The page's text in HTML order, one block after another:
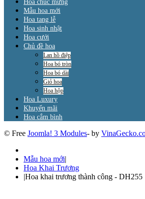
Hoa chúc mừng
Mẫu hoa mới
Hoa tang lễ
Hoa sinh nhật
Hoa cưới
Chủ đề hoa
Lan hồ điệp
Hoa bó tròn
Hoa bó dài
Giỏ hoa
Hoa hộp
Hoa Luxury
Khuyến mãi
Hoa cắm bình
© Free Joomla! 3 Modules- by
Mẫu hoa mới|
Hoa Khai Trương
|Hoa khai trương thành công - DH255